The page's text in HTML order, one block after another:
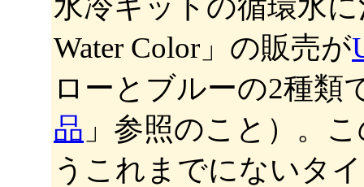
水冷キットの循環水
Water Color」の販売が
ローとブルーの2種類
品 」参照のこと）。
うこれまでにないタ